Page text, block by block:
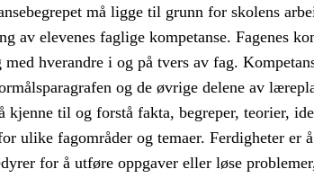
må ligge til grunn for skolens
av elevenes faglige kompetanse. Fagenes
med hverandre i og på tvers av fag.
og de øvrige delene av
kjenne til og forstå fakta, begreper, teorier,
ulike fagområder og temaer. Ferdigheter er
for å utføre oppgaver eller løse